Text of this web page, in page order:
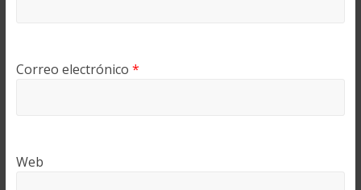
Correo electrónico *
Web